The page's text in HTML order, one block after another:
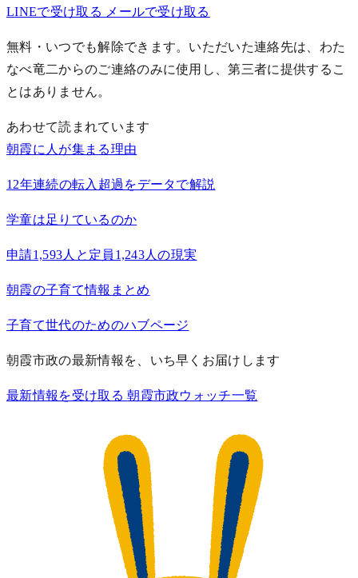
LINEで受け取る メールで受け取る
無料・いつでも解除できます。いただいた連絡先は、わた
なべ竜二からのご連絡のみに使用し、第三者に提供するこ
とはありません。
あわせて読まれています
朝霞に人が集まる理由
12年連続の転入超過をデータで解説
学童は足りているのか
申請1,593人と定員1,243人の現実
朝霞の子育て情報まとめ
子育て世代のためのハブページ
朝霞市政の最新情報を、いち早くお届けします
最新情報を受け取る朝霞市政ウォッチ一覧